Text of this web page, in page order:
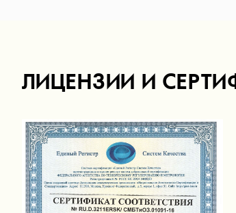
ЛИЦЕНЗИИ И